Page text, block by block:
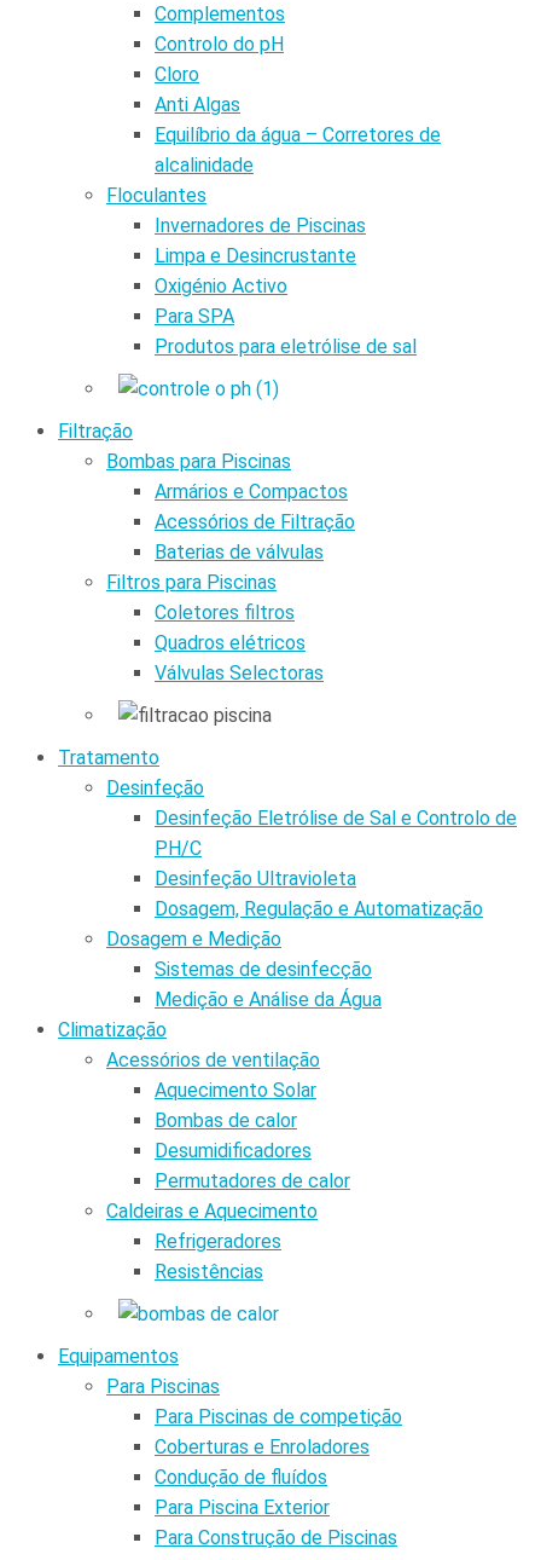
Complementos
Controlo do pH
Cloro
Anti Algas
Equilíbrio da água – Corretores de
alcalinidade
Floculantes
Invernadores de Piscinas
Limpa e Desincrustante
Oxigénio Activo
Para SPA
Produtos para eletrólise de sal
Filtração
Bombas para Piscinas
Armários e Compactos
Acessórios de Filtração
Baterias de válvulas
Filtros para Piscinas
Coletores filtros
Quadros elétricos
Válvulas Selectoras
Tratamento
Desinfeção
Desinfeção Eletrólise de Sal e Controlo de
PH/C
Desinfeção Ultravioleta
Dosagem, Regulação e Automatização
Dosagem e Medição
Sistemas de desinfecção
Medição e Análise da Água
Climatização
Acessórios de ventilação
Aquecimento Solar
Bombas de calor
Desumidificadores
Permutadores de calor
Caldeiras e Aquecimento
Refrigeradores
Resistências
Equipamentos
Para Piscinas
Para Piscinas de competição
Coberturas e Enroladores
Condução de fluídos
Para Piscina Exterior
Para Construção de Piscinas